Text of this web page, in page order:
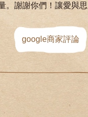
。謝謝你們！讓愛與思
google商家評論